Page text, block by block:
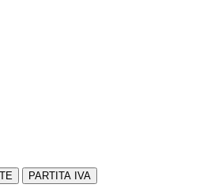
PARTITA IVA